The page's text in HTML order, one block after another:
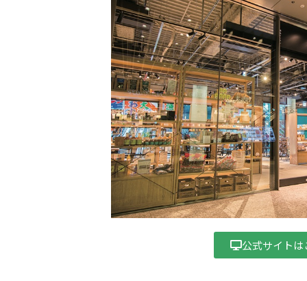
公式サイトは